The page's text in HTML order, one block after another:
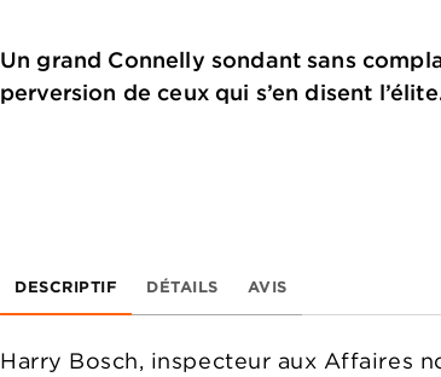
Un grand Connelly sondant sans
perversion de ceux qui s’en disent
DESCRIPTIF DÉTAILS AVIS
Harry Bosch, inspecteur aux Affaires